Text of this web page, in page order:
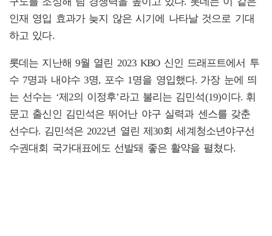
인재 영입 효과가 늦지 않은 시기에 나타날 것으로 기대
하고 있다.
롯데는 지난해 9월 열린 2023 KBO 신인 드래프트에서 투
수 7명과 내야수 3명, 포수 1명을 영입했다. 가장 눈에 띄
는 선수는 ‘제2의 이정후’라고 불리는 김민석(19)이다. 휘
문고 출신인 김민석은 뛰어난 야구 실력과 센스를 갖춘
선수다. 김민석은 2022년 열린 제30회 세계청소년야구선
수권대회 국가대표에도 선발돼 좋은 활약을 펼쳤다.